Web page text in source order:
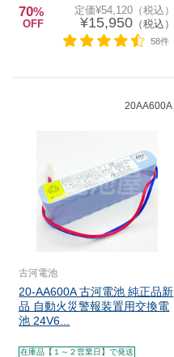
70%
OFF
定価¥54,120（税込）
¥15,950（税込）
58件
20AA600A
古河電池
20-AA600A 古河電池 純正品新
品 自動火災警報装置用交換電
池 24V6...
在庫品【１～２営業日】で発送